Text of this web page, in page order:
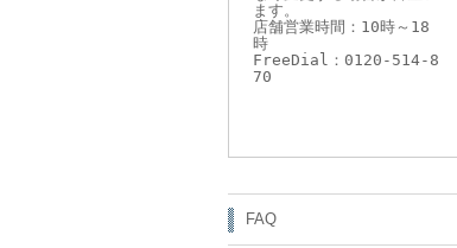
ます。
店舗営業時間：10時～18
時
FreeDial：0120-514-8
70
FAQ